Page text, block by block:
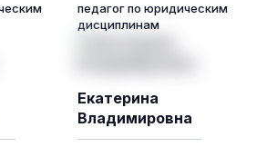
педагог по юридическим
дисциплинам
Екатерина
Владимировна